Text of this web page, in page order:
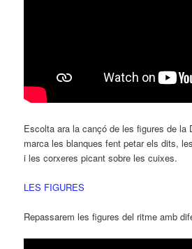
Escolta ara la cançó de les figures de la
marca les blanques fent petar els dits,
i les corxeres picant sobre les cuixes.
LES FIGURES
Repassarem les figures del ritme amb